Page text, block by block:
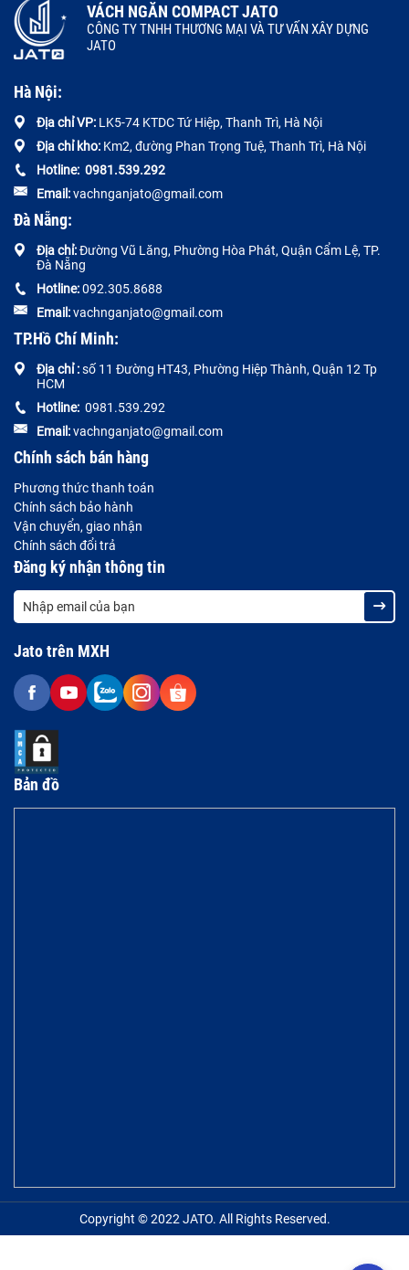
VÁCH NGĂN COMPACT JATO
CÔNG TY TNHH THƯƠNG MẠI VÀ TƯ VẤN XÂY DỰNG
JATO
Hà Nội:
Địa chỉ VP: LK5-74 KTDC Tứ Hiệp, Thanh Trì, Hà Nội
Địa chỉ kho: Km2, đường Phan Trọng Tuệ, Thanh Trì, Hà Nội
Hotline: 0981.539.292
Email:vachnganjato@gmail.com
Đà Nẵng:
Địa chỉ:Đường Vũ Lăng, Phường Hòa Phát, Quận Cẩm Lệ, TP.
Đà Nẵng
Hotline:092.305.8688
Email:vachnganjato@gmail.com
TP.Hồ Chí Minh:
Địa chỉ :số 11 Đường HT43, Phường Hiệp Thành, Quận 12 Tp
HCM
Hotline: 0981.539.292
Email:vachnganjato@gmail.com
Chính sách bán hàng
Phương thức thanh toán
Chính sách bảo hành
Vận chuyển, giao nhận
Chính sách đổi trả
Đăng ký nhận thông tin
Jato trên MXH
Bản đồ
Copyright © 2022 JATO. All Rights Reserved.